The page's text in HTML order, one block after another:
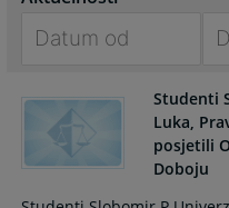
forward
interact
with
the
to
with
Studenti
Luka,
posjetili